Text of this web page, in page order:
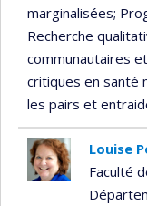
marginalisées;
Recherche
communautaires
critiques en santé
les pairs et
Louise
Faculté